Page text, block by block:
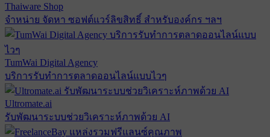
Thaiware Shop
จำหน่าย จัดหา ซอฟต์แวร์ลิขสิทธิ์ สำหรับองค์กร ฯลฯ
TumWai Digital Agency
บริการรับทำการตลาดออนไลน์แบบไวๆ
Ultromate.ai
รับพัฒนาระบบช่วยวิเคราะห์ภาพด้วย AI